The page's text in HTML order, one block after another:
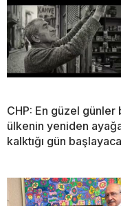
CHP: En güzel günler
ülkenin yeniden
kalktığı gün